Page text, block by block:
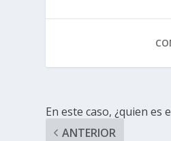
En este caso, ¿quien es
ANTERIOR